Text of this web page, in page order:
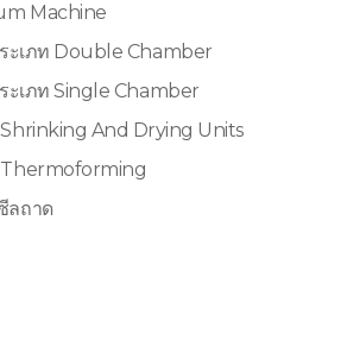
Machine
ะเภท Double Chamber
ะเภท Single Chamber
Shrinking And Drying Units
Thermoforming
ลถาด